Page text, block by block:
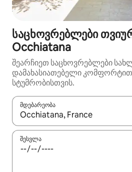
საცხოვრებლები
Occhiatana
შეარჩიეთ საცხოვრებლები
დამახასიათებელი
სტუმრობისთვის.
მდებარეობა
როცა შედეგები ხელმისაწვდომი
შესვლა